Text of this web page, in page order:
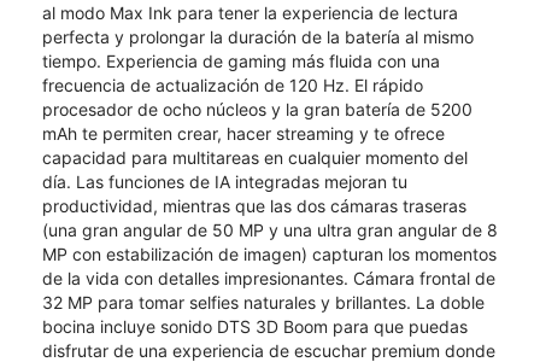
al modo Max Ink para tener la experiencia de lectura
perfecta y prolongar la duración de la batería al mismo
tiempo. Experiencia de gaming más fluida con una
frecuencia de actualización de 120 Hz. El rápido
procesador de ocho núcleos y la gran batería de 5200
mAh te permiten crear, hacer streaming y te ofrece
capacidad para multitareas en cualquier momento del
día. Las funciones de IA integradas mejoran tu
productividad, mientras que las dos cámaras traseras
(una gran angular de 50 MP y una ultra gran angular de 8
MP con estabilización de imagen) capturan los momentos
de la vida con detalles impresionantes. Cámara frontal de
32 MP para tomar selfies naturales y brillantes. La doble
bocina incluye sonido DTS 3D Boom para que puedas
disfrutar de una experiencia de escuchar premium donde